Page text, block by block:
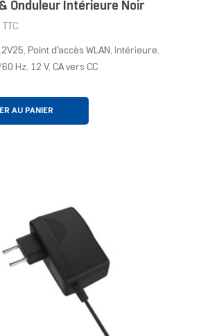
Onduleur Intérieure Noir
TTC
Point d'accès WLAN, Intérieure,
Hz, 12 V, CA vers CC
AU PANIER